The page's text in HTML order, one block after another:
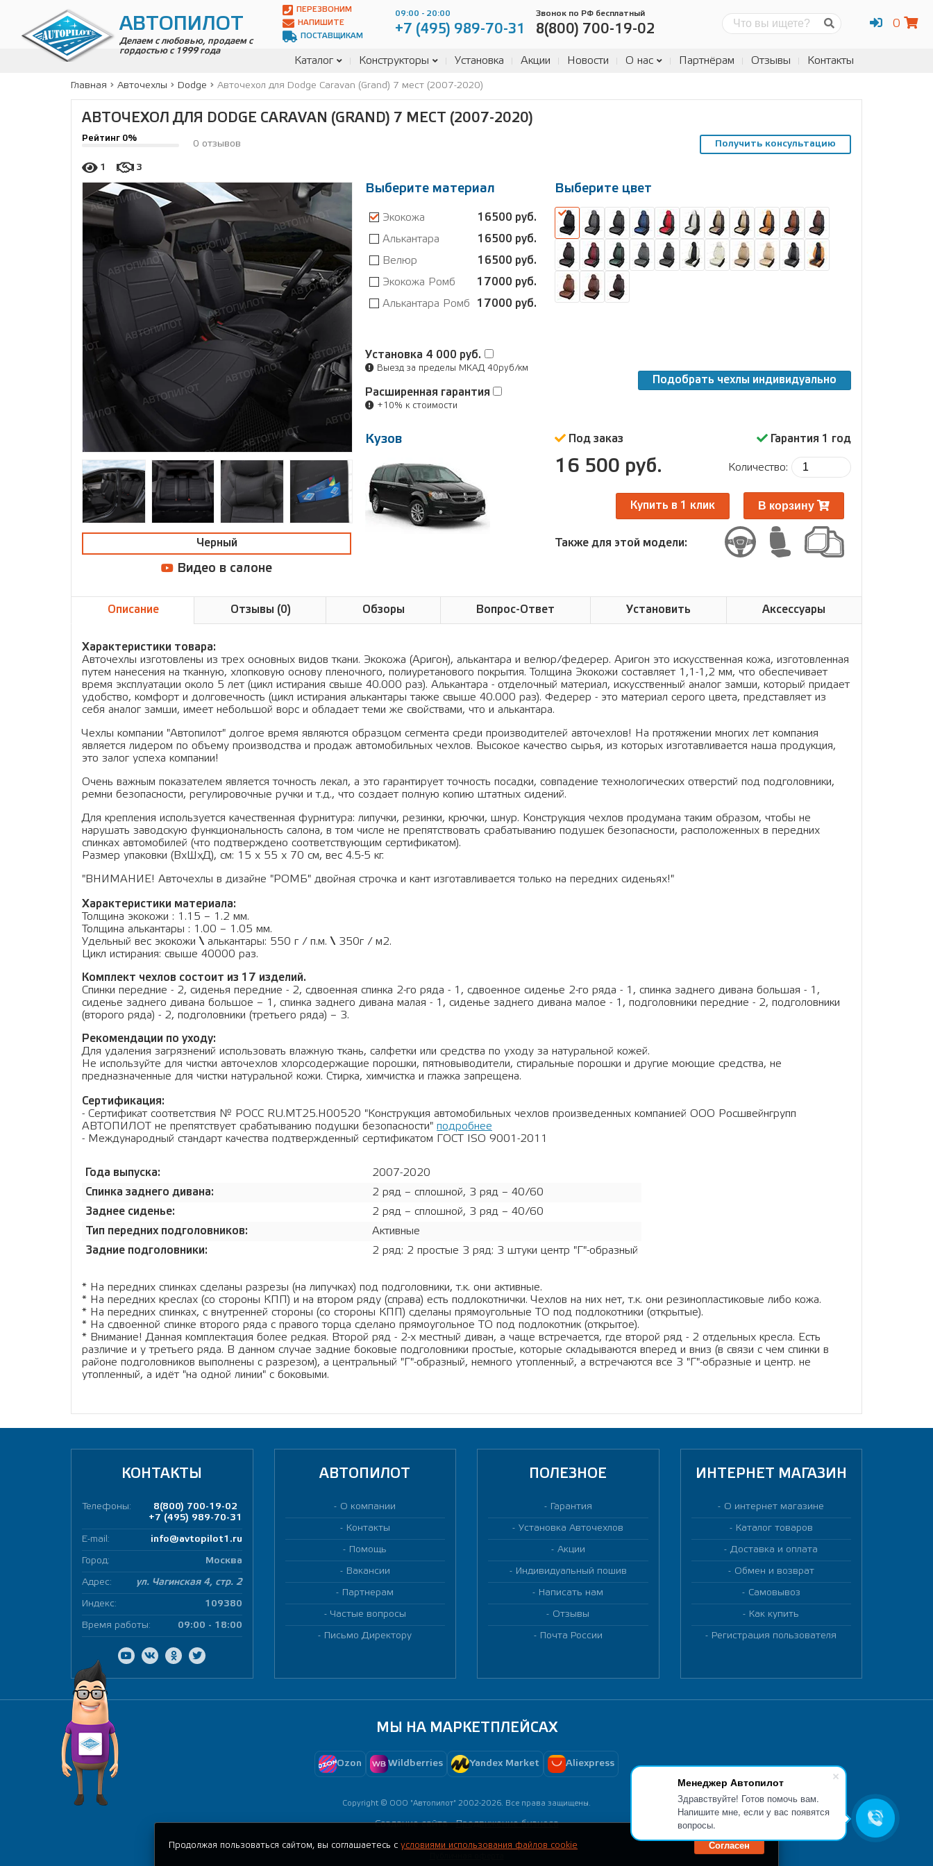
Менеджер Автопилот
Здравствуйте! Готов помочь вам.
Напишите мне, если у вас появятся
вопросы.
АВТОПИЛОТ
Делаем с любовью, продаем с
гордостью с 1999 года
ПЕРЕЗВОНИМ
НАПИШИТЕ
ПОСТАВЩИКАМ
09:00 - 20:00
+7 (495) 989-70-31
Звонок по РФ бесплатный
8(800) 700-19-02 0
Каталог Конструкторы Установка Акции Новости О нас Партнёрам Отзывы Контакты
Главная Авточехлы Dodge Авточехол для Dodge Caravan (Grand) 7 мест (2007-2020)
АВТОЧЕХОЛ ДЛЯ DODGE CARAVAN (GRAND) 7 МЕСТ (2007-2020)
Рейтинг 0%
0 отзывов Получить консультацию
1 3
Черный
Видео в салоне
Выберите материал
Экокожа 16500 руб.
Алькантара 16500 руб.
Велюр 16500 руб.
Экокожа Ромб 17000 руб.
Алькантара Ромб 17000 руб.
Выберите цвет
Подобрать чехлы индивидуально
Установка 4 000 руб.
Выезд за пределы МКАД 40руб/км
Расширенная гарантия
+10% к стоимости
Кузов Под заказ Гарантия 1 год
16 500 руб. Количество:
Купить в 1 клик В корзину
Также для этой модели:
Описание Отзывы (0) Обзоры Вопрос-Ответ Установить Аксессуары
Характеристики товара:
Авточехлы изготовлены из трех основных видов ткани. Экокожа (Аригон), алькантара и велюр/федерер. Аригон это искусственная кожа, изготовленная
путем нанесения на тканную, хлопковую основу пленочного, полиуретанового покрытия. Толщина Экокожи составляет 1,1-1,2 мм, что обеспечивает
время эксплуатации около 5 лет (цикл истирания свыше 40.000 раз). Алькантара - отделочный материал, искусственный аналог замши, который придает
удобство, комфорт и долговечность (цикл истирания алькантары также свыше 40.000 раз). Федерер - это материал серого цвета, представляет из
себя аналог замши, имеет небольшой ворс и обладает теми же свойствами, что и алькантара.
Чехлы компании "Автопилот" долгое время являются образцом сегмента среди производителей авточехлов! На протяжении многих лет компания
является лидером по объему производства и продаж автомобильных чехлов. Высокое качество сырья, из которых изготавливается наша продукция,
это залог успеха компании!
Очень важным показателем является точность лекал, а это гарантирует точность посадки, совпадение технологических отверстий под подголовники,
ремни безопасности, регулировочные ручки и т.д., что создает полную копию штатных сидений.
Для крепления используется качественная фурнитура: липучки, резинки, крючки, шнур. Конструкция чехлов продумана таким образом, чтобы не
нарушать заводскую функциональность салона, в том числе не препятствовать срабатыванию подушек безопасности, расположенных в передних
спинках автомобилей (что подтверждено соответствующим сертификатом).
Размер упаковки (ВхШхД), см: 15 x 55 x 70 см, вес 4.5-5 кг.
"ВНИМАНИЕ! Авточехлы в дизайне "РОМБ" двойная строчка и кант изготавливается только на передних сиденьях!"
Характеристики материала:
Толщина экокожи : 1.15 – 1.2 мм.
Толщина алькантары : 1.00 – 1.05 мм.
Удельный вес экокожи \ алькантары: 550 г / п.м. \ 350г / м2.
Цикл истирания: свыше 40000 раз.
Комплект чехлов состоит из 17 изделий.
Спинки передние - 2, сиденья передние - 2, сдвоенная спинка 2-го ряда - 1, сдвоенное сиденье 2-го ряда - 1, спинка заднего дивана большая - 1,
сиденье заднего дивана большое – 1, спинка заднего дивана малая - 1, сиденье заднего дивана малое - 1, подголовники передние - 2, подголовники
(второго ряда) - 2, подголовники (третьего ряда) – 3.
Рекомендации по уходу:
Для удаления загрязнений использовать влажную ткань, салфетки или средства по уходу за натуральной кожей.
Не используйте для чистки авточехлов хлорсодержащие порошки, пятновыводители, стиральные порошки и другие моющие средства, не
предназначенные для чистки натуральной кожи. Стирка, химчистка и глажка запрещена.
Сертификация:
- Сертификат соответствия № РОСС RU.МТ25.Н00520 "Конструкция автомобильных чехлов произведенных компанией ООО Росшвейнгрупп
АВТОПИЛОТ не препятствует срабатыванию подушки безопасности" подробнее
- Международный стандарт качества подтвержденный сертификатом ГОСТ ISO 9001-2011
Года выпуска:
2007-2020
Спинка заднего дивана:
2 ряд – сплошной, 3 ряд – 40/60
Заднее сиденье:
2 ряд – сплошной, 3 ряд – 40/60
Тип передних подголовников:
Активные
Задние подголовники:
2 ряд: 2 простые 3 ряд: 3 штуки центр "Г"-образный
* На передних спинках сделаны разрезы (на липучках) под подголовники, т.к. они активные.
* На передних креслах (со стороны КПП) и на втором ряду (справа) есть подлокотнички. Чехлов на них нет, т.к. они резинопластиковые либо кожа.
* На передних спинках, с внутренней стороны (со стороны КПП) сделаны прямоугольные ТО под подлокотники (открытые).
* На сдвоенной спинке второго ряда с правого торца сделано прямоугольное ТО под подлокотник (открытое).
* Внимание! Данная комплектация более редкая. Второй ряд - 2-х местный диван, а чаще встречается, где второй ряд - 2 отдельных кресла. Есть
различие и у третьего ряда. В данном случае задние боковые подголовники простые, которые складываются вперед и вниз (в связи с чем спинки в
районе подголовников выполнены с разрезом), а центральный "Г"-образный, немного утопленный, а встречаются все 3 "Г"-образные и центр. не
утопленный, а идёт "на одной линии" с боковыми.
КОНТАКТЫ
Телефоны:
8(800) 700-19-02
+7 (495) 989-70-31
E-mail: info@avtopilot1.ru
Город: Москва
Адрес: ул. Чагинская 4, стр. 2
Индекс: 109380
Время работы: 09:00 - 18:00
АВТОПИЛОТ
О компании
Контакты
Помощь
Вакансии
Партнерам
Частые вопросы
Письмо Директору
ПОЛЕЗНОЕ
Гарантия
Установка Авточехлов
Акции
Индивидуальный пошив
Написать нам
Отзывы
Почта России
ИНТЕРНЕТ МАГАЗИН
О интернет магазине
Каталог товаров
Доставка и оплата
Обмен и возврат
Самовывоз
Как купить
Регистрация пользователя
МЫ НА МАРКЕТПЛЕЙСАХ
Ozon Wildberries Yandex Market Aliexpress
Copyright © ООО "Автопилот" 2002-2026. Все права защищены.
Создание сайта -Продвижение бизнеса
Политика конфиденциальности
Адрес:
Чагинская
Продолжая пользоваться сайтом, вы соглашаетесь с условиями использования файлов cookie Согласен